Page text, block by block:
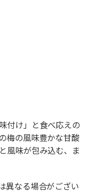
付け」と食べ応えの
梅の風味豊かな甘酸
風味が包み込む、ま
異なる場合がござい